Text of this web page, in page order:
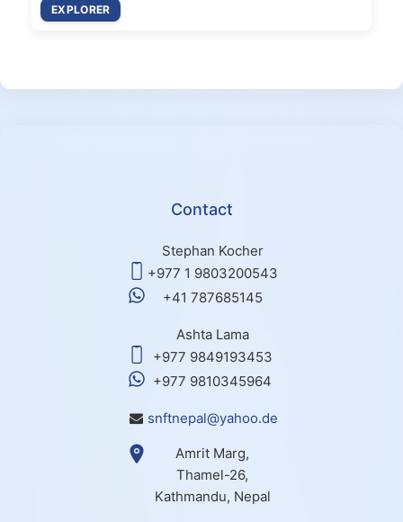
EXPLORER
Contact
Stephan Kocher
+977 1 9803200543
+41 787685145
Ashta Lama
+977 9849193453
+977 9810345964
snftnepal@yahoo.de
Amrit Marg,
Thamel-26,
Kathmandu, Nepal